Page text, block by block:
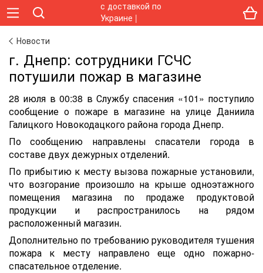
Новости
г. Днепр: сотрудники ГСЧС
потушили пожар в магазине
28 июля в 00:38 в Службу спасения «101» поступило
сообщение о пожаре в магазине на улице Даниила
Галицкого Новокодацкого района города Днепр.
По сообщению направлены спасатели города в
составе двух дежурных отделений.
По прибытию к месту вызова пожарные установили,
что возгорание произошло на крыше одноэтажного
помещения магазина по продаже продуктовой
продукции и распространилось на рядом
расположенный магазин.
Дополнительно по требованию руководителя тушения
пожара к месту направлено еще одно пожарно-
спасательное отделение.